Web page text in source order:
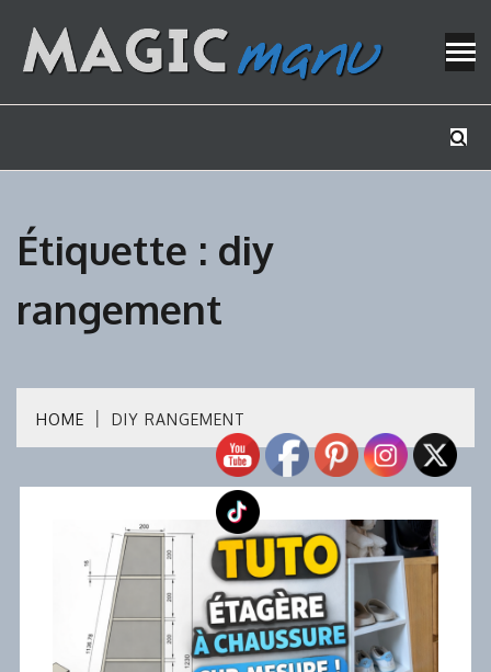
content
Étiquette : diy
rangement
HOME DIY RANGEMENT